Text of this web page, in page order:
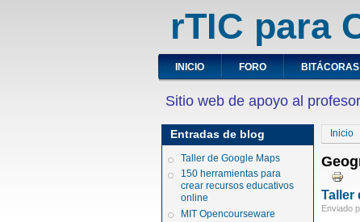
rTIC para
INICIO FORO BITÁCORAS
Sitio web de apoyo al
Entradas de blog
Taller de Google Maps
150 herramientas para
crear recursos educativos
online
MIT Opencourseware
Inicio
Taller
Enviado